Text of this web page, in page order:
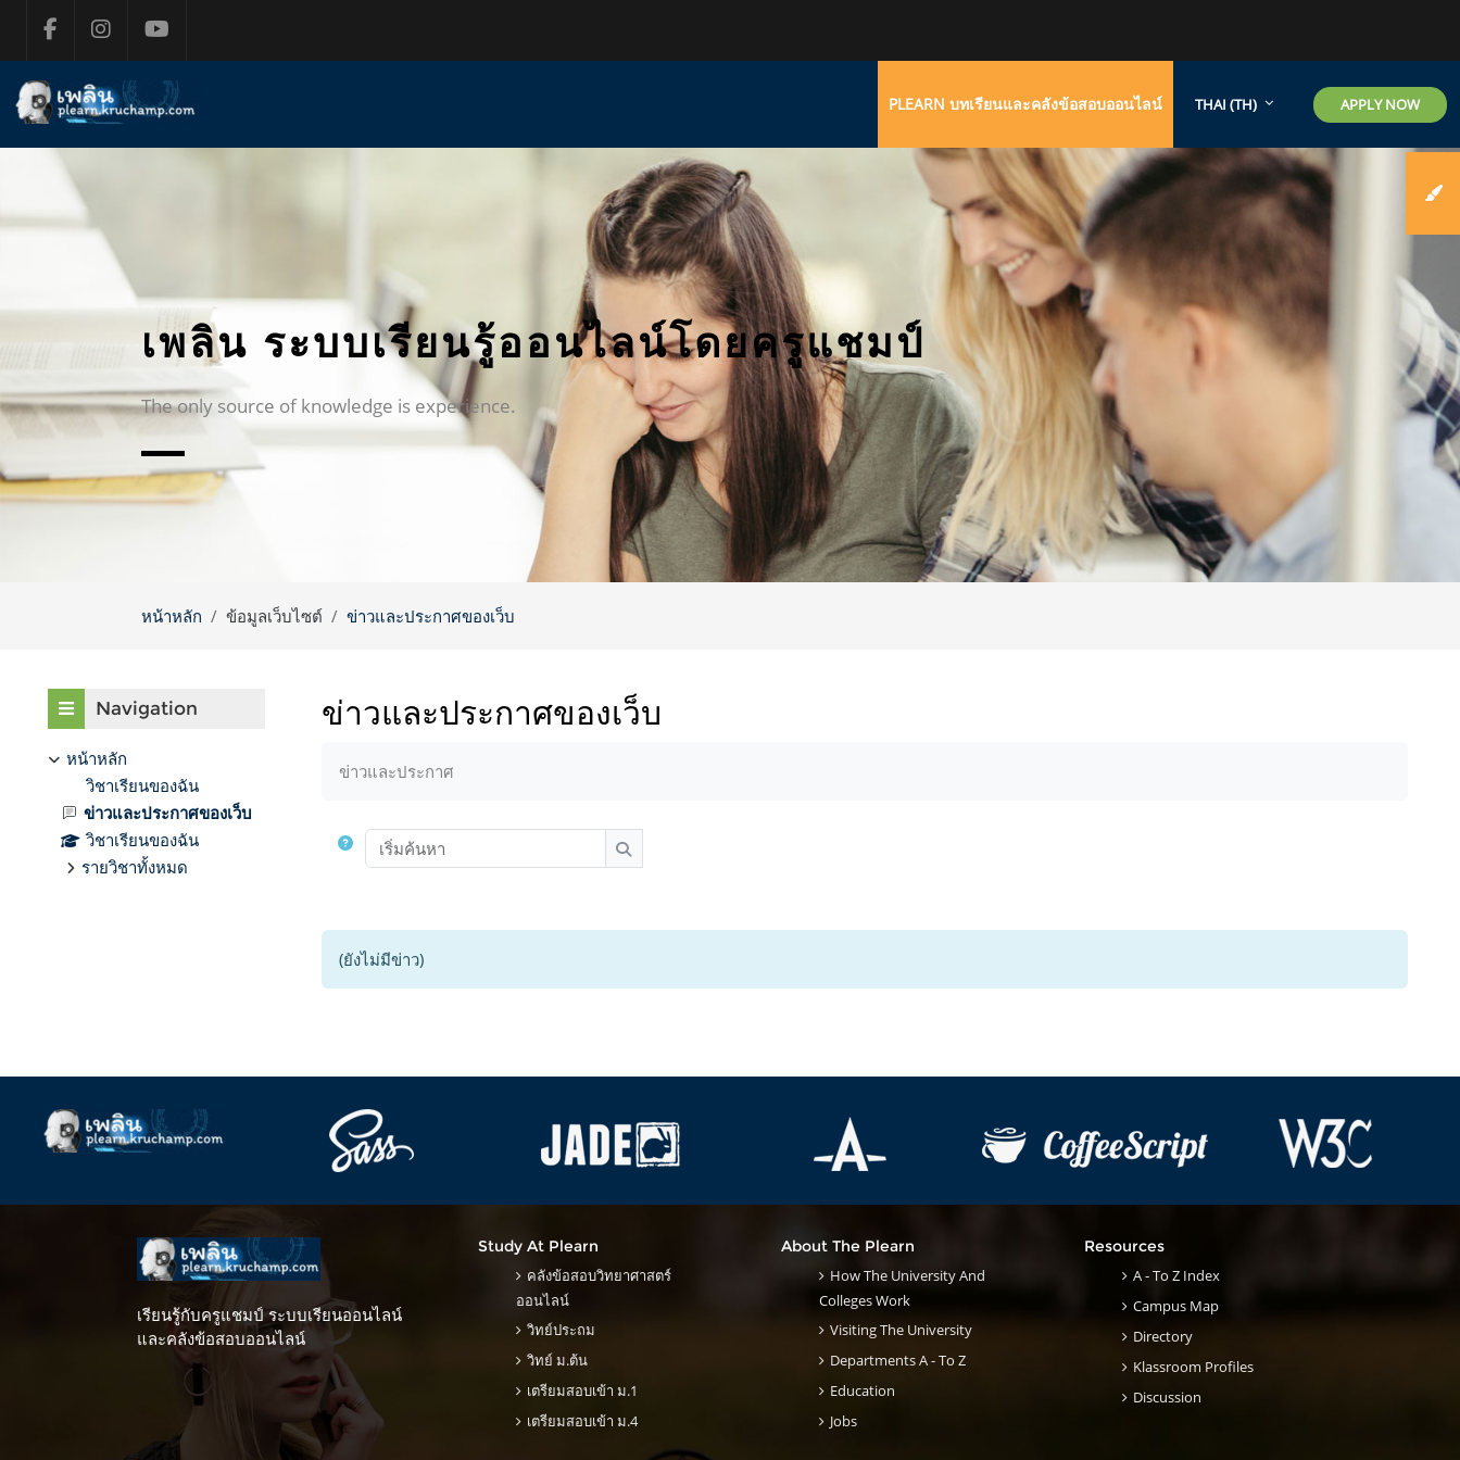
PLEARN บทเรียนและคลังข้อสอบออนไลน์ THAI ‎(TH)‎ APPLY NOW
เพลิน ระบบเรียนรู้ออนไลน์โดยครูแชมป์
The only source of knowledge is experience.
หน้าหลัก ข้อมูลเว็บไซต์ ข่าวและประกาศของเว็บ
ข่าวและประกาศของเว็บ
ข่าวและประกาศ
เริ่มค้นหา
เริ่มค้นหา
(ยังไม่มีข่าว)
บล็อค Navigation
หน้าหลัก
วิชาเรียนของฉัน
ข่าวและประกาศของเว็บ
วิชาเรียนของฉัน
รายวิชาทั้งหมด
เรียนรู้กับครูแชมป์ ระบบเรียนออนไลน์
และคลังข้อสอบออนไลน์
Study At Plearn
คลังข้อสอบวิทยาศาสตร์
ออนไลน์
วิทย์ประถม
วิทย์ ม.ต้น
เตรียมสอบเข้า ม.1
เตรียมสอบเข้า ม.4
About The Plearn
How The University And
Colleges Work
Visiting The University
Departments A - To Z
Education
Jobs
Resources
A - To Z Index
Campus Map
Directory
Klassroom Profiles
Discussion